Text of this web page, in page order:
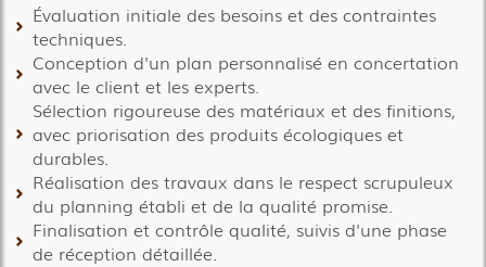
Évaluation initiale des besoins et des contraintes
techniques.
Conception d'un plan personnalisé en concertation
avec le client et les experts.
Sélection rigoureuse des matériaux et des finitions,
avec priorisation des produits écologiques et
durables.
Réalisation des travaux dans le respect scrupuleux
du planning établi et de la qualité promise.
Finalisation et contrôle qualité, suivis d'une phase
de réception détaillée.